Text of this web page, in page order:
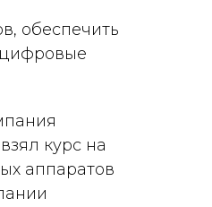
обеспечить
цифровые
курс на
аппаратов